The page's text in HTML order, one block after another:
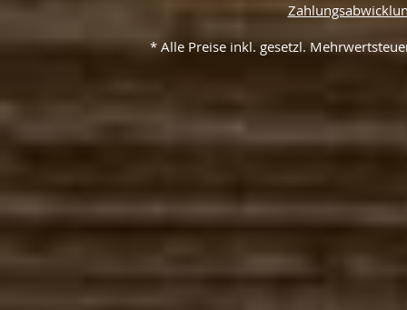
* Alle Preise inkl. gesetzl.